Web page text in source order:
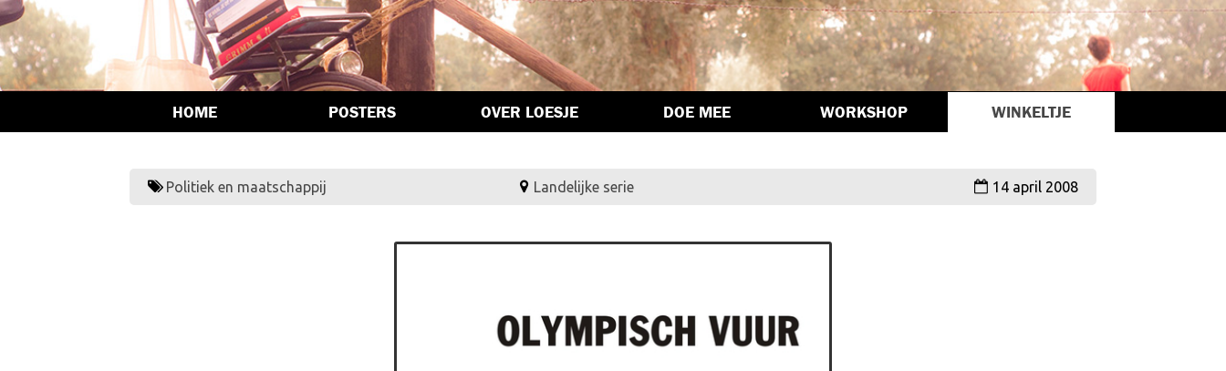
HOME POSTERS OVER LOESJE DOE MEE WORKSHOP WINKELTJE
Politiek en maatschappij Landelijke serie 14 april 2008